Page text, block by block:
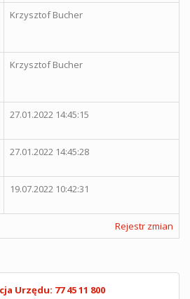
Krzysztof Bucher
Krzysztof Bucher
27.01.2022 14:45:15
27.01.2022 14:45:28
19.07.2022 10:42:31
Rejestr zmian
Urzędu: 77 45 11 800